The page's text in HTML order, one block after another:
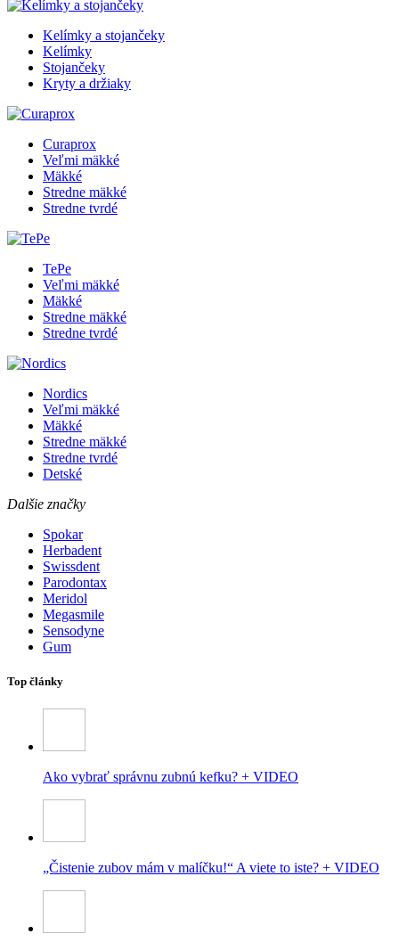
Kelímky a stojančeky
Kelímky
Stojančeky
Kryty a držiaky
Curaprox
Veľmi mäkké
Mäkké
Stredne mäkké
Stredne tvrdé
TePe
Veľmi mäkké
Mäkké
Stredne mäkké
Stredne tvrdé
Nordics
Veľmi mäkké
Mäkké
Stredne mäkké
Stredne tvrdé
Detské
Dalšie značky
Spokar
Herbadent
Swissdent
Parodontax
Meridol
Megasmile
Sensodyne
Gum
Top články
Ako vybrať správnu zubnú kefku? + VIDEO
„Čistenie zubov mám v malíčku!“ A viete to iste? + VIDEO